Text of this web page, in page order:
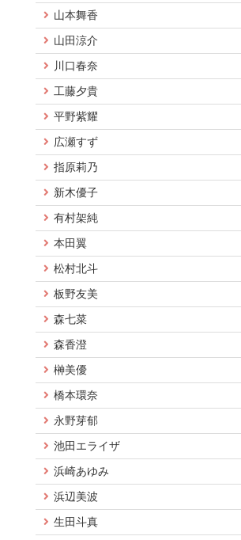
山本舞香
山田涼介
川口春奈
工藤夕貴
平野紫耀
広瀬すず
指原莉乃
新木優子
有村架純
本田翼
松村北斗
板野友美
森七菜
森香澄
榊美優
橋本環奈
永野芽郁
池田エライザ
浜崎あゆみ
浜辺美波
生田斗真